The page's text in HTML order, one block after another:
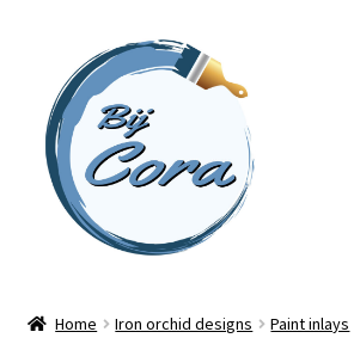
naar
navigatie
inhoud
Home Iron orchid designs Paint inlays